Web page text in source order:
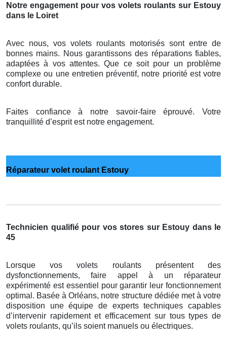
Notre engagement pour vos volets roulants sur Estouy
dans le Loiret
Avec nous, vos volets roulants motorisés sont entre de
bonnes mains. Nous garantissons des réparations fiables,
adaptées à vos attentes. Que ce soit pour un problème
complexe ou une entretien préventif, notre priorité est votre
confort durable.
Faites confiance à notre savoir-faire éprouvé. Votre
tranquillité d’esprit est notre engagement.
Réparateur volet roulant Estouy
Technicien qualifié pour vos stores sur Estouy dans le
45
Lorsque vos volets roulants présentent des
dysfonctionnements, faire appel à un réparateur
expérimenté est essentiel pour garantir leur fonctionnement
optimal. Basée à Orléans, notre structure dédiée met à votre
disposition une équipe de experts techniques capables
d’intervenir rapidement et efficacement sur tous types de
volets roulants, qu’ils soient manuels ou électriques.